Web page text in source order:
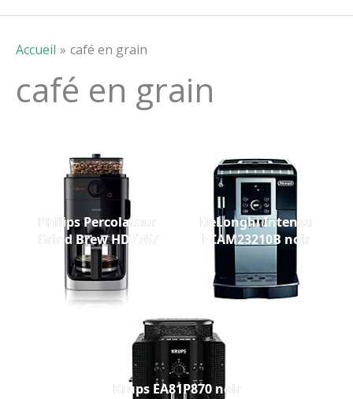
Accueil café en grain
café en grain
Philips Percolateur
Grind Brew HD7767
DeLonghi Intensa
ECAM23210B noir
Krups EA81P870 noir